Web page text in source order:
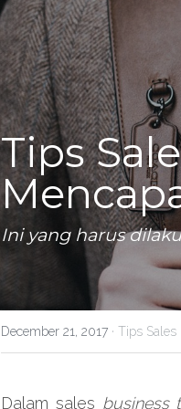
Tips
Ini yang harus
December 21, 2017 · Tips Sales
Dalam sales business